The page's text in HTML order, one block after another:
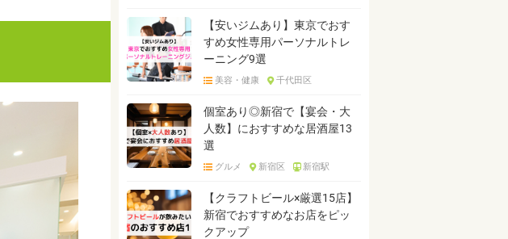
【安いジムあり】東京でおす
すめ女性専用パーソナルトレ
ーニング9選
美容・健康 千代田区
個室あり◎新宿で【宴会・大
人数】におすすめな居酒屋13
選
グルメ 新宿区 新宿駅
【クラフトビール×厳選15店】
新宿でおすすめなお店をピッ
クアップ